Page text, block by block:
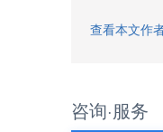
查看本文作
咨询·服务